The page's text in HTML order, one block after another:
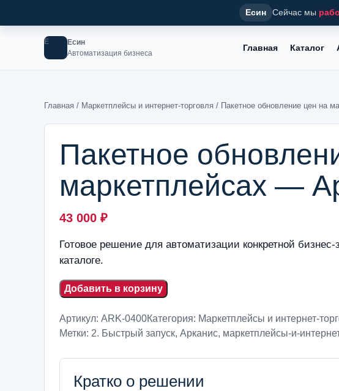
Есин Сейчас мы
Е
Есин
Автоматизация бизнеса
Главная Каталог
Главная / Маркетплейсы и интернет-торговля / Пакетное обновление цен на
Пакетное
маркетплейсах —
43 000 ₽
Готовое решение для автоматизации конкретной
каталоге.
Добавить в корзину
Артикул: ARK-0400Категория: Маркетплейсы и интернет-
Метки: 2. Быстрый запуск, Арканис, маркетплейсы-и-
Кратко о решении